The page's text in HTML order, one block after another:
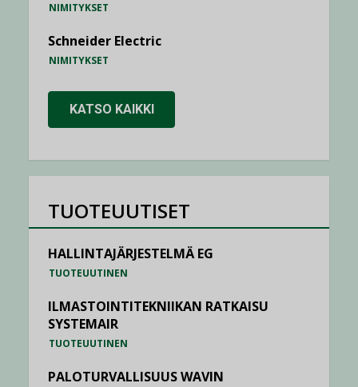
NIMITYKSET
Schneider Electric
NIMITYKSET
KATSO KAIKKI
TUOTEUUTISET
HALLINTAJÄRJESTELMÄ EG
TUOTEUUTINEN
ILMASTOINTITEKNIIKAN RATKAISU
SYSTEMAIR
TUOTEUUTINEN
PALOTURVALLISUUS WAVIN